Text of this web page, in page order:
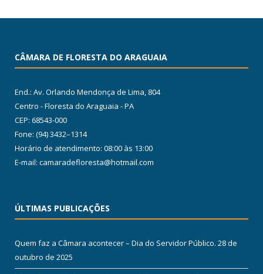
CÂMARA DE FLORESTA DO ARAGUAIA
End.: Av. Orlando Mendonça de Lima, 804
Centro - Floresta do Araguaia - PA
CEP: 68543-000
Fone: (94) 3432–1314
Horário de atendimento: 08:00 às 13:00
E-mail: camaradefloresta@hotmail.com
ÚLTIMAS PUBLICAÇÕES
Quem faz a Câmara acontecer – Dia do Servidor Público. 28 de
outubro de 2025